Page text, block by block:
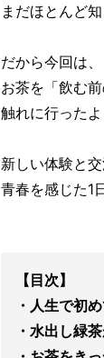
まだほとんど知
だから今回は、
お茶を「飲む
触れに行ったよ
新しい体験と交
青春を感じた1
【目次】
・人生で初
・水出し緑